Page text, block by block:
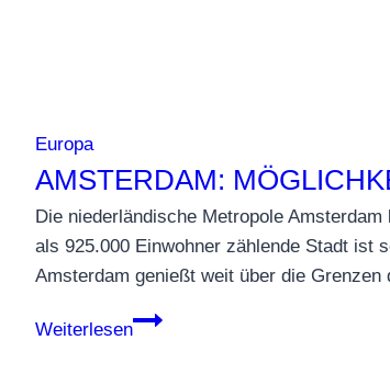
Europa
AMSTERDAM:
Die niederländische Metropole
als 925.000 Einwohner zählende Stadt ist
Amsterdam genießt weit über die
Weiterlesen
Amsterdam: